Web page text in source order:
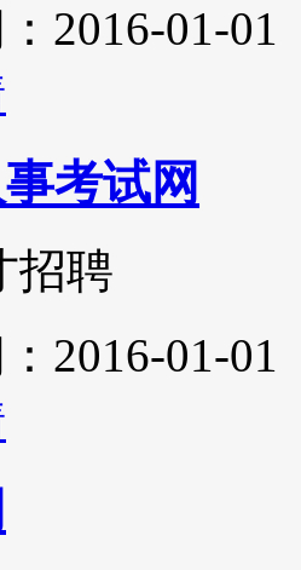
2016-01-01
考试网
招聘
2016-01-01